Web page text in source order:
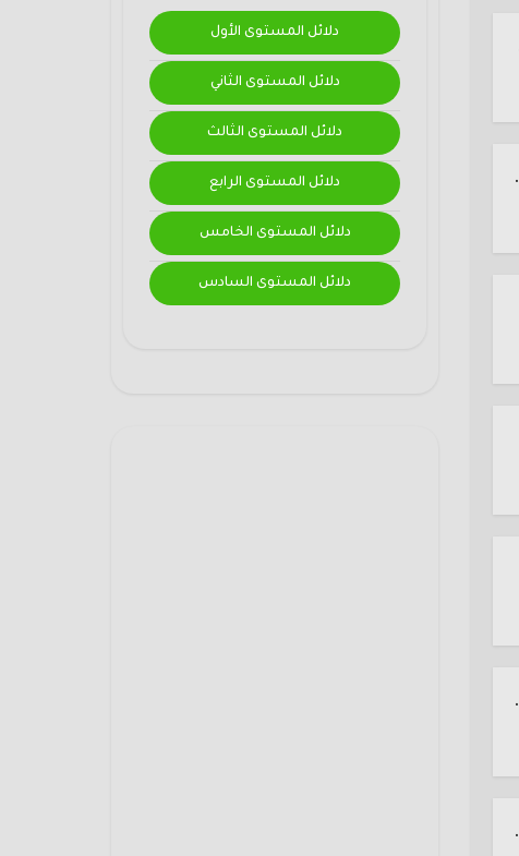
دلائل المستوى الأول
دلائل المستوى الثاني
دلائل المستوى الثالث
دلائل المستوى الرابع
دلائل المستوى الخامس
دلائل المستوى السادس